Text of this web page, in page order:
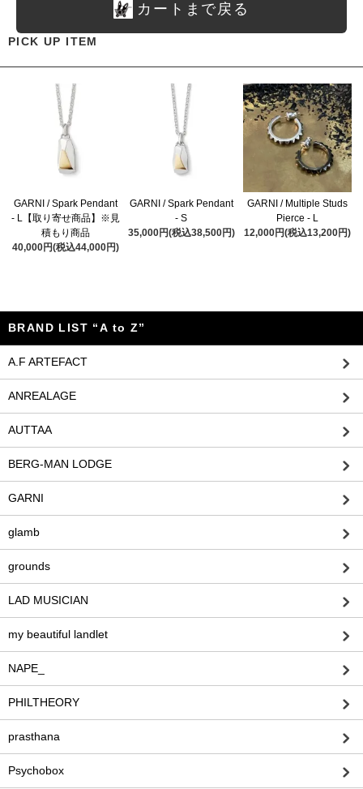
カートまで戻る
PICK UP ITEM
GARNI / Spark Pendant
- L【取り寄せ商品】※見
積もり商品
40,000円(税込44,000円)
GARNI / Spark Pendant
- S
35,000円(税込38,500円)
GARNI / Multiple Studs
Pierce - L
12,000円(税込13,200円)
BRAND LIST “A to Z”
A.F ARTEFACT
ANREALAGE
AUTTAA
BERG-MAN LODGE
GARNI
glamb
grounds
LAD MUSICIAN
my beautiful landlet
NAPE_
PHILTHEORY
prasthana
Psychobox